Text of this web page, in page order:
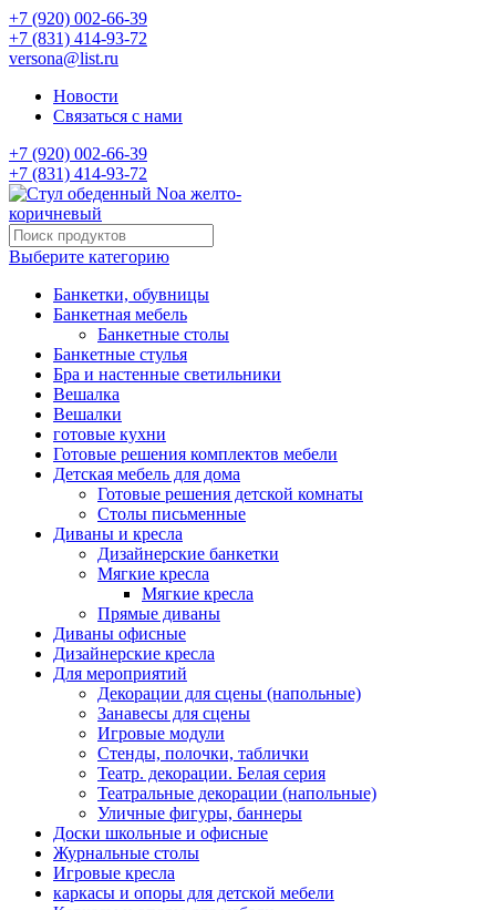
+7 (920) 002-66-39
+7 (831) 414-93-72
versona@list.ru
Новости
Связаться с нами
+7 (920) 002-66-39
+7 (831) 414-93-72
Выберите категорию
Банкетки, обувницы
Банкетная мебель
Банкетные столы
Банкетные стулья
Бра и настенные светильники
Вешалка
Вешалки
готовые кухни
Готовые решения комплектов мебели
Детская мебель для дома
Готовые решения детской комнаты
Столы письменные
Диваны и кресла
Дизайнерские банкетки
Мягкие кресла
Мягкие кресла
Прямые диваны
Диваны офисные
Дизайнерские кресла
Для мероприятий
Декорации для сцены (напольные)
Занавесы для сцены
Игровые модули
Стенды, полочки, таблички
Театр. декорации. Белая серия
Театральные декорации (напольные)
Уличные фигуры, баннеры
Доски школьные и офисные
Журнальные столы
Игровые кресла
каркасы и опоры для детской мебели